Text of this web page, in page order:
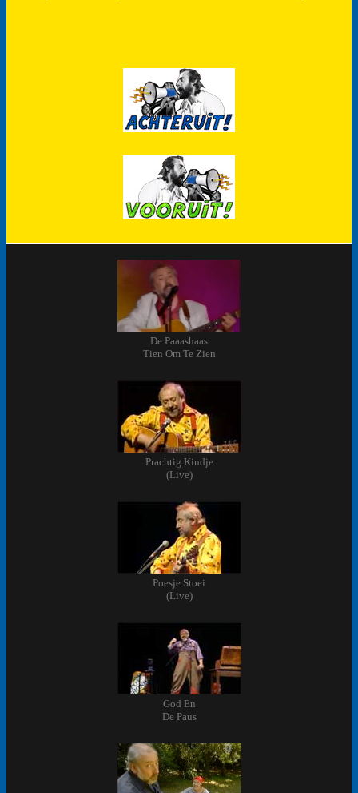
De Paaashaas
Tien Om Te Zien
Prachtig Kindje
(Live)
Poesje Stoei
(Live)
God En
De Paus